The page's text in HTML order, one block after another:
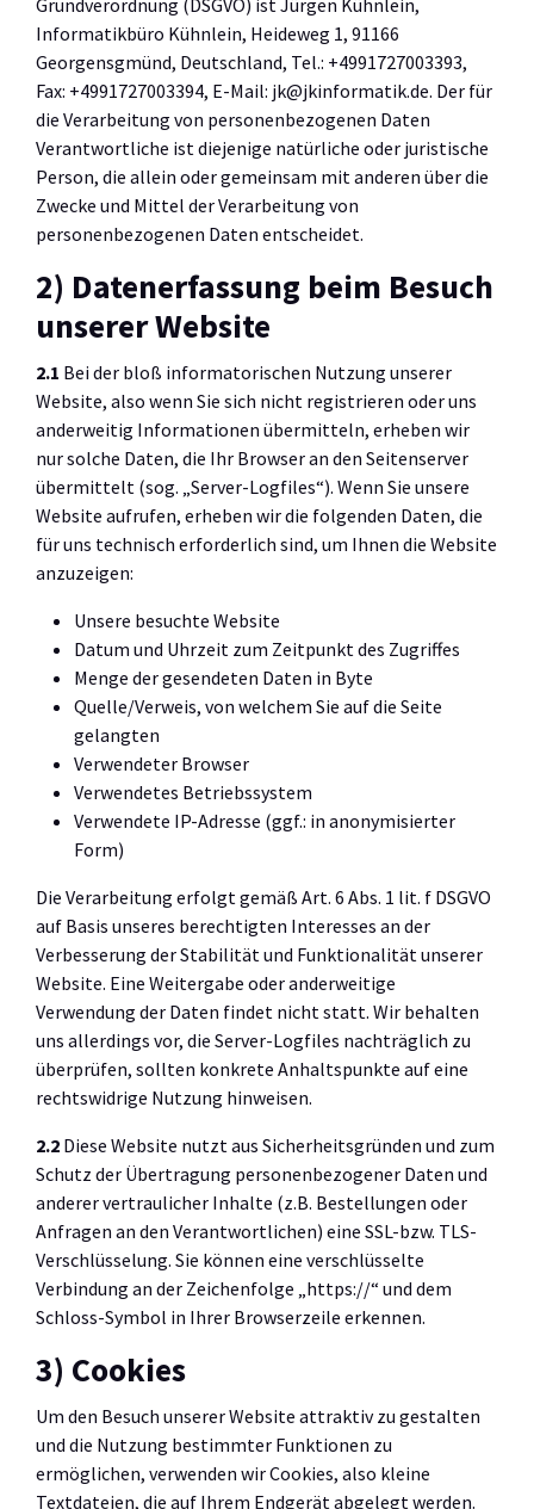
Grundverordnung (DSGVO) ist Jürgen Kühnlein,
Informatikbüro Kühnlein, Heideweg 1, 91166
Georgensgmünd, Deutschland, Tel.: +4991727003393,
Fax: +4991727003394, E-Mail: jk@jkinformatik.de. Der für
die Verarbeitung von personenbezogenen Daten
Verantwortliche ist diejenige natürliche oder juristische
Person, die allein oder gemeinsam mit anderen über die
Zwecke und Mittel der Verarbeitung von
personenbezogenen Daten entscheidet.
2) Datenerfassung beim Besuch
unserer Website
2.1 Bei der bloß informatorischen Nutzung unserer
Website, also wenn Sie sich nicht registrieren oder uns
anderweitig Informationen übermitteln, erheben wir
nur solche Daten, die Ihr Browser an den Seitenserver
übermittelt (sog. „Server-Logfiles“). Wenn Sie unsere
Website aufrufen, erheben wir die folgenden Daten, die
für uns technisch erforderlich sind, um Ihnen die Website
anzuzeigen:
Unsere besuchte Website
Datum und Uhrzeit zum Zeitpunkt des Zugriffes
Menge der gesendeten Daten in Byte
Quelle/Verweis, von welchem Sie auf die Seite
gelangten
Verwendeter Browser
Verwendetes Betriebssystem
Verwendete IP-Adresse (ggf.: in anonymisierter
Form)
Die Verarbeitung erfolgt gemäß Art. 6 Abs. 1 lit. f DSGVO
auf Basis unseres berechtigten Interesses an der
Verbesserung der Stabilität und Funktionalität unserer
Website. Eine Weitergabe oder anderweitige
Verwendung der Daten findet nicht statt. Wir behalten
uns allerdings vor, die Server-Logfiles nachträglich zu
überprüfen, sollten konkrete Anhaltspunkte auf eine
rechtswidrige Nutzung hinweisen.
2.2 Diese Website nutzt aus Sicherheitsgründen und zum
Schutz der Übertragung personenbezogener Daten und
anderer vertraulicher Inhalte (z.B. Bestellungen oder
Anfragen an den Verantwortlichen) eine SSL-bzw. TLS-
Verschlüsselung. Sie können eine verschlüsselte
Verbindung an der Zeichenfolge „https://“ und dem
Schloss-Symbol in Ihrer Browserzeile erkennen.
3) Cookies
Um den Besuch unserer Website attraktiv zu gestalten
und die Nutzung bestimmter Funktionen zu
ermöglichen, verwenden wir Cookies, also kleine
Textdateien, die auf Ihrem Endgerät abgelegt werden.